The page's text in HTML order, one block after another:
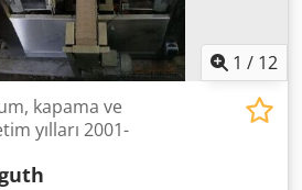
1 / 12
kapama ve
yılları 2001-